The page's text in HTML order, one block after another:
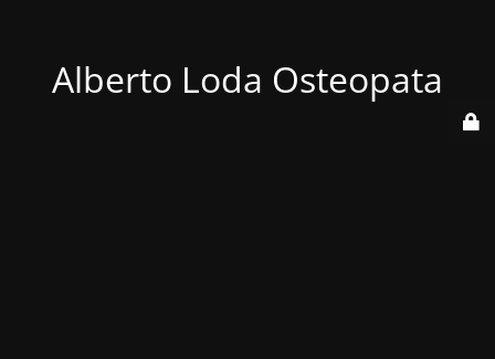
Alberto Loda Osteopata